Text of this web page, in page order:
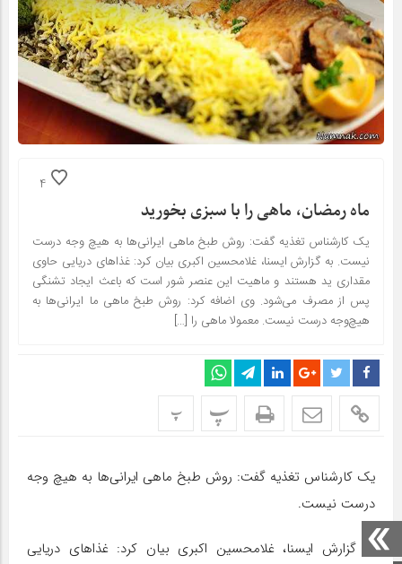
4
ماه رمضان، ماهی را با سبزی بخورید
یک کارشناس تغذیه گفت: روش طبخ ماهی ایرانی‌ها به‌ هیچ‌ وجه درست
نیست. به گزارش ایسنا، غلامحسین اکبری بیان کرد: غذاهای دریایی حاوی
مقداری ید هستند و ماهیت این عنصر شور است که باعث ایجاد تشنگی
پس از مصرف می‌شود. وی اضافه کرد: روش طبخ ماهی ما ایرانی‌ها به‌
هیچ‌وجه درست نیست. معمولا ماهی را […]
پ پ
یک کارشناس تغذیه گفت: روش طبخ ماهی ایرانی‌ها به‌ هیچ‌ وجه
درست نیست.
به گزارش ایسنا، غلامحسین اکبری بیان کرد: غذاهای دریایی